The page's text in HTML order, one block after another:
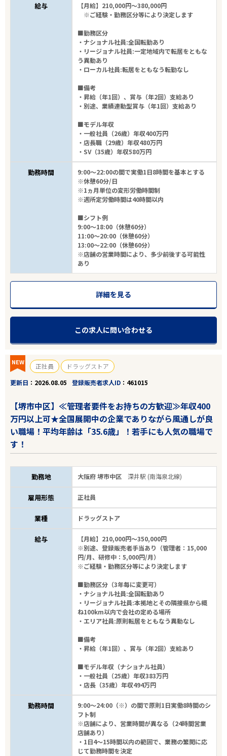
給与
【月給】210,000円～380,000円
※ご経験・勤務区分等により決定します
■勤務区分
・ナショナル社員:全国転勤あり
・リージョナル社員:一定地域内で転居をともな
う異動あり
・ローカル社員:転居をともなう転勤なし
■備考
・昇給（年1回）、賞与（年2回）支給あり
・別途、業績連動型賞与（年1回）支給あり
■モデル年収
・一般社員（26歳）年収400万円
・店長職（29歳）年収480万円
・SV（35歳）年収580万円
勤務時間
9:00～22:00の間で実働1日8時間を基本とする
※休憩60分/日
※1ヵ月単位の変形労働時間制
※週所定労働時間は40時間以内
■シフト例
9:00～18:00（休憩60分）
11:00～20:00（休憩60分）
13:00～22:00（休憩60分）
※店舗の営業時間により、多少前後する可能性
あり
詳細を見る
この求人に問い合わせる
NEW 正社員
ドラッグストア
更新日
2026.08.05 登録販売者求人ID 461015
【堺市中区】≪管理者要件をお持ちの方歓迎≫年収400
万円以上可★全国展開中の企業でありながら風通しが良
い職場！平均年齢は「35.6歳」！若手にも人気の職場で
す！
勤務地 大阪府 堺市中区 深井駅 (南海泉北線)
雇用形態 正社員
業種 ドラッグストア
給与
【月給】210,000円～350,000円
※別途、登録販売者手当あり（管理者：15,000
円/月、研修中：5,000円/月）
※ご経験・勤務区分等により決定します
■勤務区分（3年毎に変更可）
・ナショナル社員:全国転勤あり
・リージョナル社員:本拠地とその隣接県から概
ね100km以内で会社の定める場所
・エリア社員:原則転居をともなう異動なし
■備考
・昇給（年1回）、賞与（年2回）支給あり
■モデル年収（ナショナル社員）
・一般社員（25歳）年収383万円
・店長（35歳）年収494万円
勤務時間
9:00～24:00（※）の間で原則1日実働8時間のシ
フト制
※店舗により、営業時間が異なる（24時間営業
店舗あり）
・1日4～15時間以内の範囲で、業務の繁閑に応
じて勤務時間を決定